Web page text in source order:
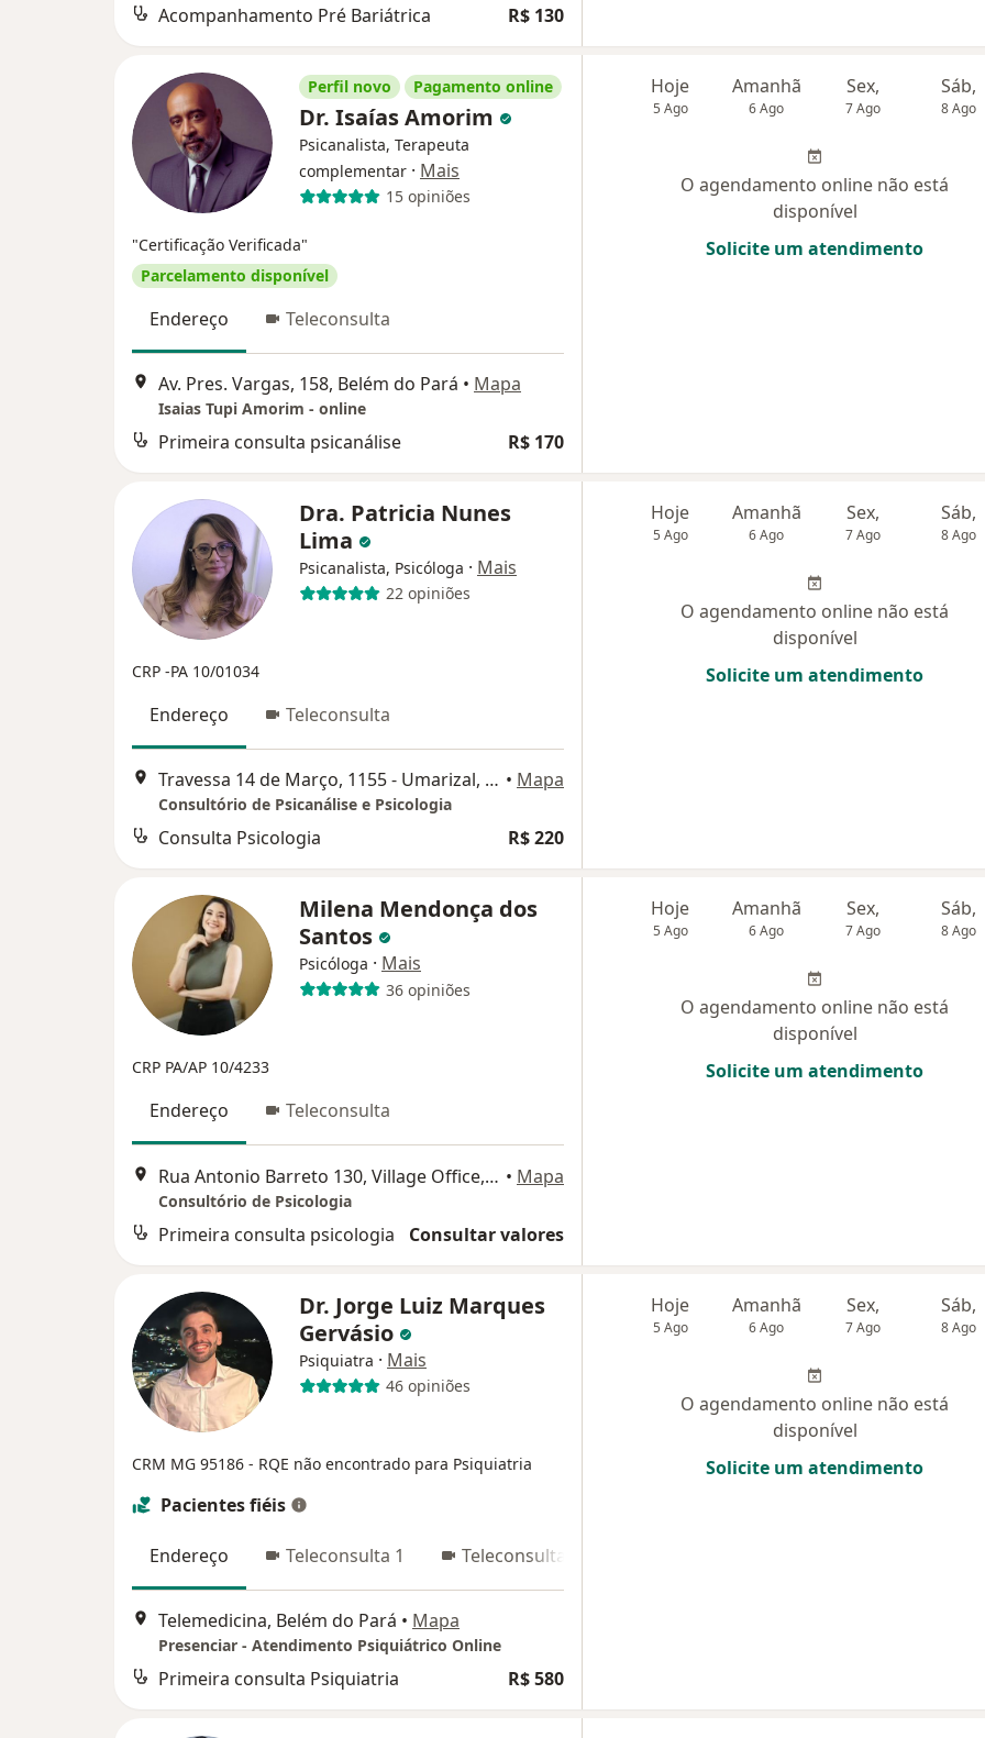
Acompanhamento Pré Bariátrica R$ 130
Perfil novo Pagamento online
Dr. Isaías Amorim
Psicanalista, Terapeuta
complementar · Mais
15 opiniões
"Certificação Verificada"
Parcelamento disponível
Endereço Teleconsulta
Av. Pres. Vargas, 158, Belém do Pará • Mapa
Isaias Tupi Amorim - online
Primeira consulta psicanálise R$ 170
Hoje
5 Ago
Amanhã
6 Ago
Sex,
7 Ago
Sáb,
8 Ago
O agendamento online não está
disponível
Solicite um atendimento
Dra. Patricia Nunes
Lima
Psicanalista, Psicóloga · Mais
22 opiniões
CRP -PA 10/01034
Endereço Teleconsulta
Travessa 14 de Março, 1155 - Umarizal, Belém do Pará • Mapa
Consultório de Psicanálise e Psicologia
Consulta Psicologia R$ 220
Hoje
5 Ago
Amanhã
6 Ago
Sex,
7 Ago
Sáb,
8 Ago
O agendamento online não está
disponível
Solicite um atendimento
Milena Mendonça dos
Santos
Psicóloga · Mais
36 opiniões
CRP PA/AP 10/4233
Endereço Teleconsulta
Rua Antonio Barreto 130, Village Office, Belém do Pará • Mapa
Consultório de Psicologia
Primeira consulta psicologia Consultar valores
Hoje
5 Ago
Amanhã
6 Ago
Sex,
7 Ago
Sáb,
8 Ago
O agendamento online não está
disponível
Solicite um atendimento
Dr. Jorge Luiz Marques
Gervásio
Psiquiatra · Mais
46 opiniões
CRM MG 95186 - RQE não encontrado para Psiquiatria
Pacientes fiéis
Endereço Teleconsulta 1 Teleconsulta 2
Telemedicina, Belém do Pará • Mapa
Presenciar - Atendimento Psiquiátrico Online
Primeira consulta Psiquiatria R$ 580
Hoje
5 Ago
Amanhã
6 Ago
Sex,
7 Ago
Sáb,
8 Ago
O agendamento online não está
disponível
Solicite um atendimento